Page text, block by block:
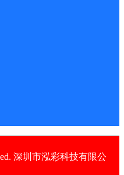
深圳市泓彩科技有限公